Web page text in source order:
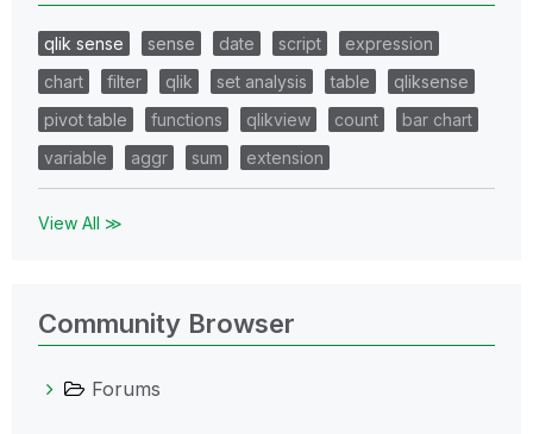
qlik sense sense date script
expression
chart
filter qlik set analysis table
qliksense
pivot table
functions qlikview count
bar chart
variable
aggr sum extension
View All ≫
Community Browser
Forums